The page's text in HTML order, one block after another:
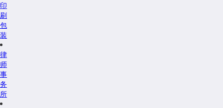
印
刷
包
装
律
师
事
务
所